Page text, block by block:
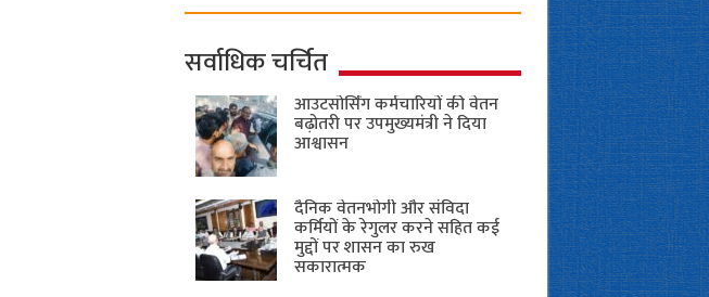
सर्वाधिक चर्चित
आउटसोर्सिंग कर्मचारियों की वेतन
बढ़ोतरी पर उपमुख्यमंत्री ने दिया
आश्वासन
दैनिक वेतनभोगी और संविदा
कर्मियों के रेगुलर करने सहित कई
मुद्दों पर शासन का रुख
सकारात्मक